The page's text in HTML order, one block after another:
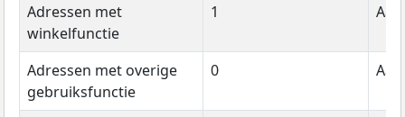
Adressen met
winkelfunctie
1
Adressen met overige
gebruiksfunctie
0